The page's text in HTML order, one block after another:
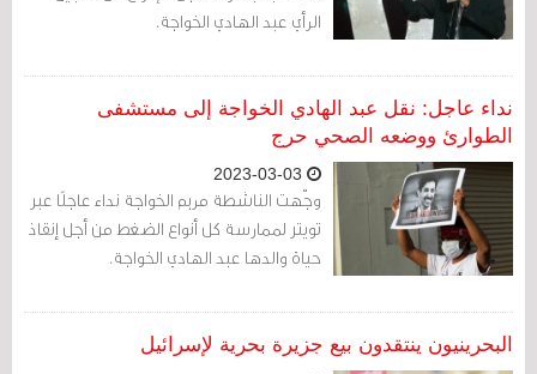
الرأي عبد الهادي الخواجة.
نداء عاجل: نقل عبد الهادي الخواجة إلى مستشفى
الطوارئ ووضعه الصحي حرج
وجّهت الناشطة مريم الخواجة نداء عاجلًا عبر
تويتر لممارسة كل أنواع الضغط من أجل إنقاذ
حياة والدها عبد الهادي الخواجة.
البحرينيون ينتقدون بيع جزيرة بحرية لإسرائيل